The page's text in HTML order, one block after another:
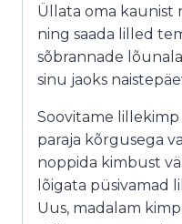
Üllata oma kaunist
ning saada lilled
sõbrannade
sinu jaoks
Soovitame lillekimp
paraja kõrgusega
noppida kimbust
lõigata püsivamad
Uus, madalam